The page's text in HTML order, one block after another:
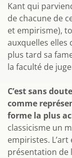
Kant qui
de chacune de
et empirisme),
auxquelles elles
plus tard sa
la faculté de
C’est sans
comme
forme la plus
classicisme un
empiristes.
présentation de